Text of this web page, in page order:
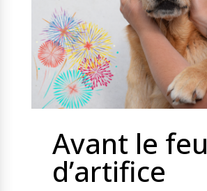
Avant le feu
d’artifice